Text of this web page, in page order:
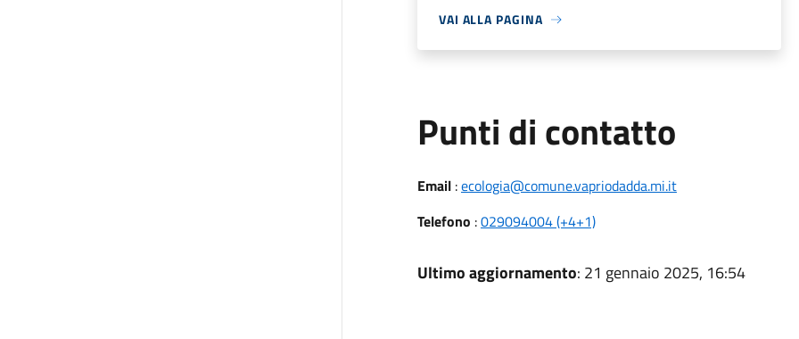
VAI ALLA PAGINA
Punti di contatto
Email:ecologia@comune.vapriodadda.mi.it
Telefono :029094004 (+4+1)
Ultimo aggiornamento: 21 gennaio 2025, 16:54